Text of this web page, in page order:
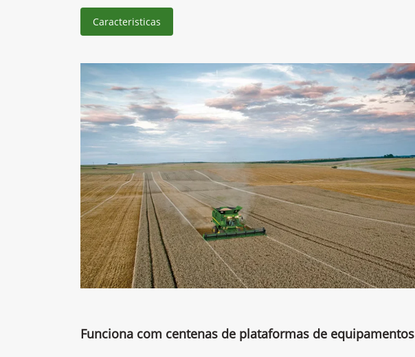
Caracteristicas
Funciona com centenas de plataformas de equipamentos